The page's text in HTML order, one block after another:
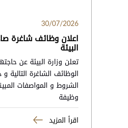
30/07/2026
اعلان وظائف شاغرة
البيئة
تعلن وزارة البيئة عن
الوظائف الشاغرة التالية
الشروط و المواصفات
وظيفة
اقرأ المزيد